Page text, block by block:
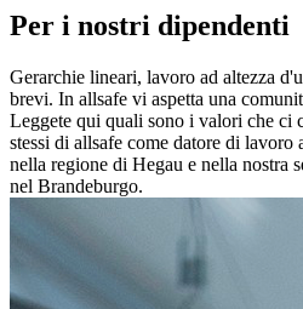
Per i nostri dipendenti
Gerarchie lineari, lavoro ad altezza
brevi. In allsafe vi aspetta una
Leggete qui quali sono i valori che ci
stessi di allsafe come datore di lavoro
nella regione di Hegau e nella nostra
nel Brandeburgo.